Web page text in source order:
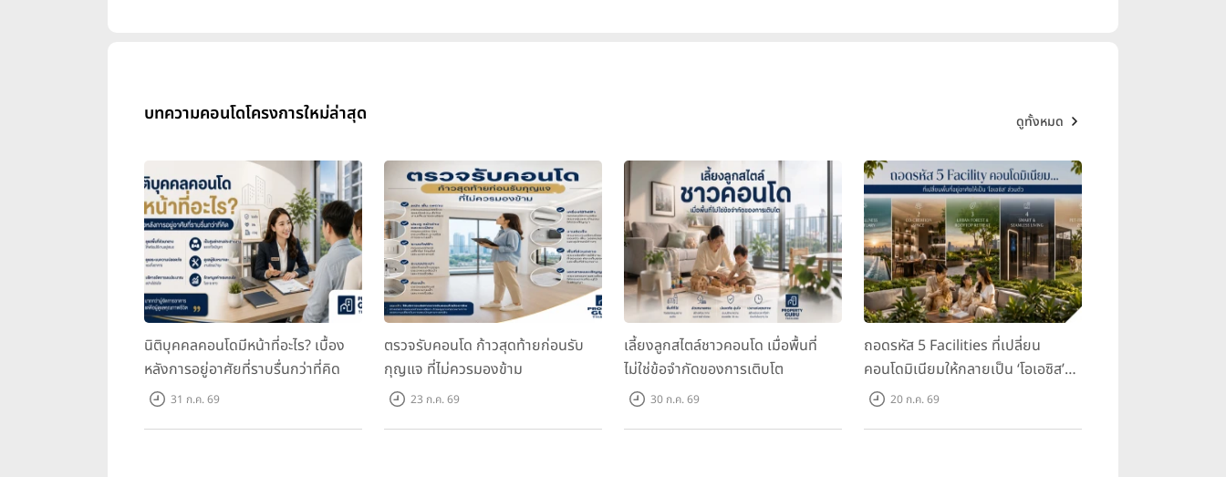
บทความคอนโดโครงการใหม่ล่าสุด ดูทั้งหมด
นิติบุคคลคอนโดมีหน้าที่อะไร? เบื้อง
หลังการอยู่อาศัยที่ราบรื่นกว่าที่คิด
31 ก.ค. 69
ตรวจรับคอนโด ก้าวสุดท้ายก่อนรับ
กุญแจ ที่ไม่ควรมองข้าม
23 ก.ค. 69
เลี้ยงลูกสไตล์ชาวคอนโด เมื่อพื้นที่
ไม่ใช่ข้อจำกัดของการเติบโต
30 ก.ค. 69
ถอดรหัส 5 Facilities ที่เปลี่ยน
คอนโดมิเนียมให้กลายเป็น ‘โอเอซิส’
ส่วนตัวกลางเมือง
20 ก.ค. 69